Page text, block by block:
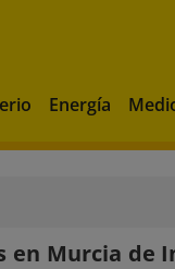
Energía
en Murcia